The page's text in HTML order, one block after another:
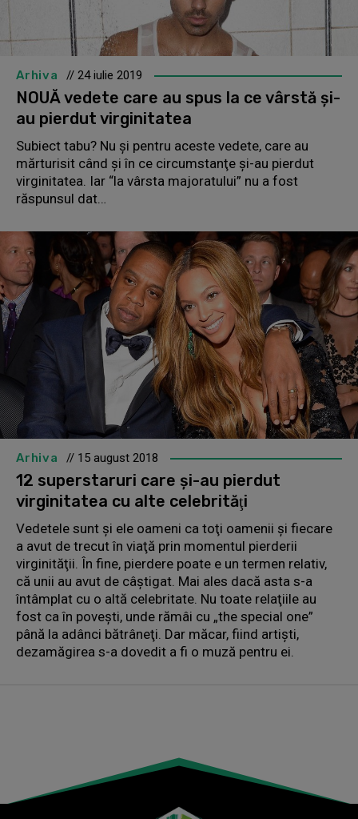
Arhiva // 24 iulie 2019
NOUĂ vedete care au spus la ce vârstă și-
au pierdut virginitatea
Subiect tabu? Nu şi pentru aceste vedete, care au
mărturisit când şi în ce circumstanţe şi-au pierdut
virginitatea. Iar “la vârsta majoratului” nu a fost
răspunsul dat…
Arhiva // 15 august 2018
12 superstaruri care şi-au pierdut
virginitatea cu alte celebrităţi
Vedetele sunt şi ele oameni ca toţi oamenii şi fiecare
a avut de trecut în viaţă prin momentul pierderii
virginităţii. În fine, pierdere poate e un termen relativ,
că unii au avut de câştigat. Mai ales dacă asta s-a
întâmplat cu o altă celebritate. Nu toate relaţiile au
fost ca în poveşti, unde rămâi cu „the special one”
până la adânci bătrâneţi. Dar măcar, fiind artişti,
dezamăgirea s-a dovedit a fi o muză pentru ei.